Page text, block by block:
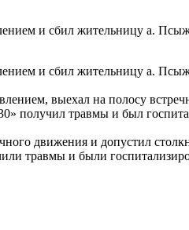
и сбил жительницу а.
и сбил жительницу а.
выехал на полосу
получил травмы и был
движения и допустил
травмы и были